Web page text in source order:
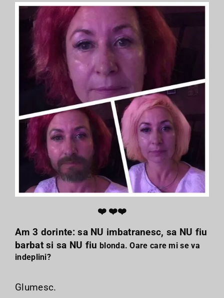
❤️ ❤️❤️
Am 3 dorinte: sa NU imbatranesc, sa NU fiu
barbat si sa NU fiu blonda. Oare care mi se va
indeplini?
Glumesc.